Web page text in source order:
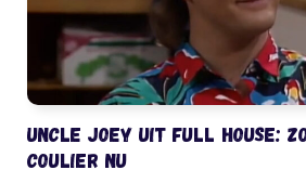
Uncle Joey uit Full House:
Coulier nu